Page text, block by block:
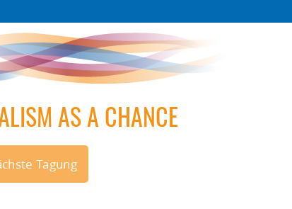
AS A CHANCE
Tagung